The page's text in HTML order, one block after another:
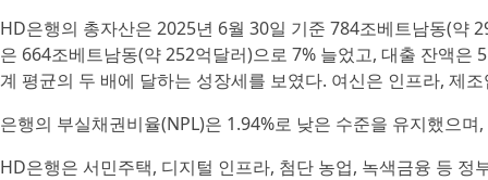
HD은행의 총자산은 2025년 6월 30일 기준 784조베트남동(약
은 664조베트남동(약 252억달러)으로 7% 늘었고, 대출 잔액은
계 평균의 두 배에 달하는 성장세를 보였다. 여신은 인프라, 제
은행의 부실채권비율(NPL)은 1.94%로 낮은 수준을 유지했으
HD은행은 서민주택, 디지털 인프라, 첨단 농업, 녹색금융 등